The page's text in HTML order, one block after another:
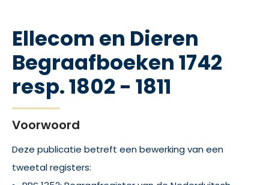
Ellecom en Dieren
Begraafboeken 1742
resp. 1802 - 1811
Voorwoord
Deze publicatie betreft een bewerking van een
tweetal registers: